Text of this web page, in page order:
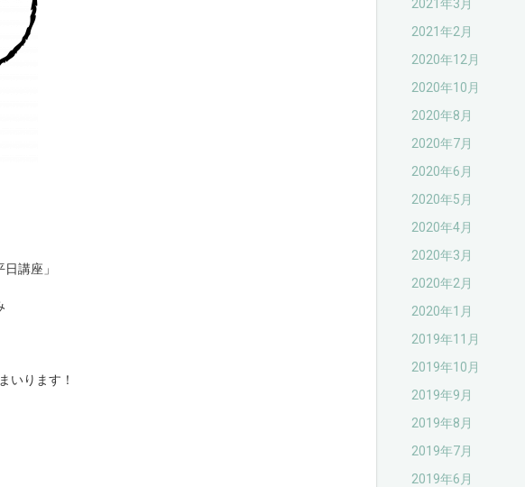
講座」
いります！
2021年3月
2021年2月
2020年12月
2020年10月
2020年8月
2020年7月
2020年6月
2020年5月
2020年4月
2020年3月
2020年2月
2020年1月
2019年11月
2019年10月
2019年9月
2019年8月
2019年7月
2019年6月